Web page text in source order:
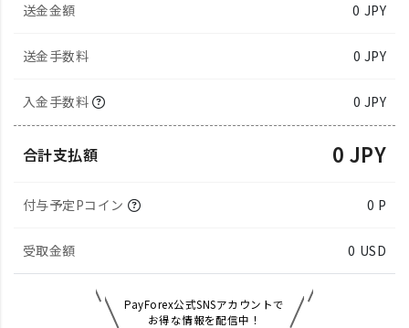
送金金額 0 JPY
送金手数料 0 JPY
入金手数料 0 JPY
合計支払額 0 JPY
付与予定Pコイン 0 P
受取金額 0 USD
PayForex公式SNSアカウントで
お得な情報を配信中！